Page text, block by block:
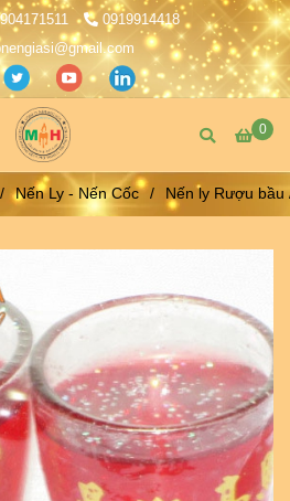
0919914418
0
/ Nến Ly - Nến Cốc / Nến ly Rượu bầu